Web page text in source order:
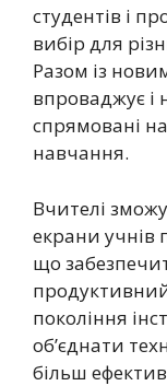
студентів і
вибір для
Разом із
впроваджує і
спрямовані
навчання.
Вчителі
екрани учнів
що
покоління
об’єднати
більш